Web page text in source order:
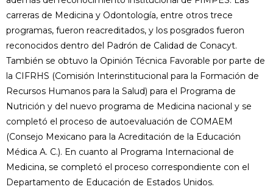
carreras de Medicina y Odontología, entre otros trece
programas, fueron reacreditados, y los posgrados fueron
reconocidos dentro del Padrón de Calidad de Conacyt.
También se obtuvo la Opinión Técnica Favorable por parte de
la CIFRHS (Comisión Interinstitucional para la Formación de
Recursos Humanos para la Salud) para el Programa de
Nutrición y del nuevo programa de Medicina nacional y se
completó el proceso de autoevaluación de COMAEM
(Consejo Mexicano para la Acreditación de la Educación
Médica A. C.). En cuanto al Programa Internacional de
Medicina, se completó el proceso correspondiente con el
Departamento de Educación de Estados Unidos.